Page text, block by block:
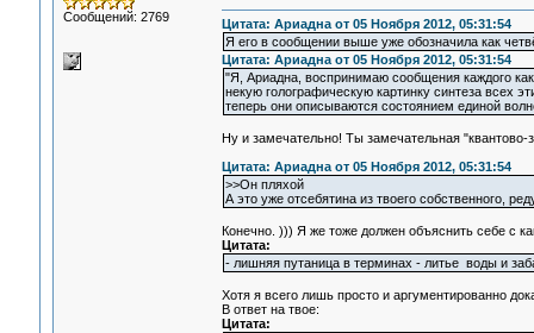
Сообщений: 2769
Цитата: Ариадна от 05 Ноября 2012, 05:31:54
Я его в сообщении выше уже обозначила как
Цитата: Ариадна от 05 Ноября 2012, 05:31:54
"Я, Ариадна, воспринимаю сообщения каждого
некую голографическую картинку синтеза всех
теперь они описываются состоянием единой
Ну и замечательно! Ты замечательная
Цитата: Ариадна от 05 Ноября 2012, 05:31:54
>>Он пляхой
А это уже отсебятина из твоего собственного,
Конечно. ))) Я же тоже должен объяснить себе с
Цитата:
- лишняя путаница в терминах - литье воды и
Хотя я всего лишь просто и аргументированно
В ответ на твое:
Цитата: